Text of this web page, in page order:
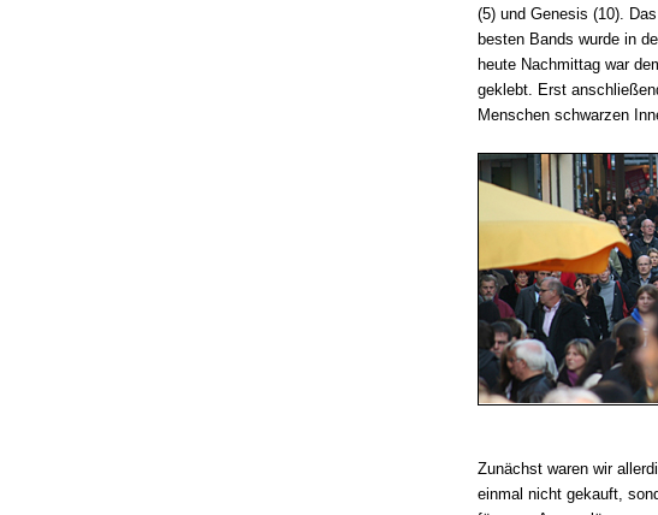
(5) und Genesis (10).
besten Bands wurde in
heute Nachmittag war
geklebt. Erst
Menschen schwarzen
Zunächst waren wir
einmal nicht gekauft,